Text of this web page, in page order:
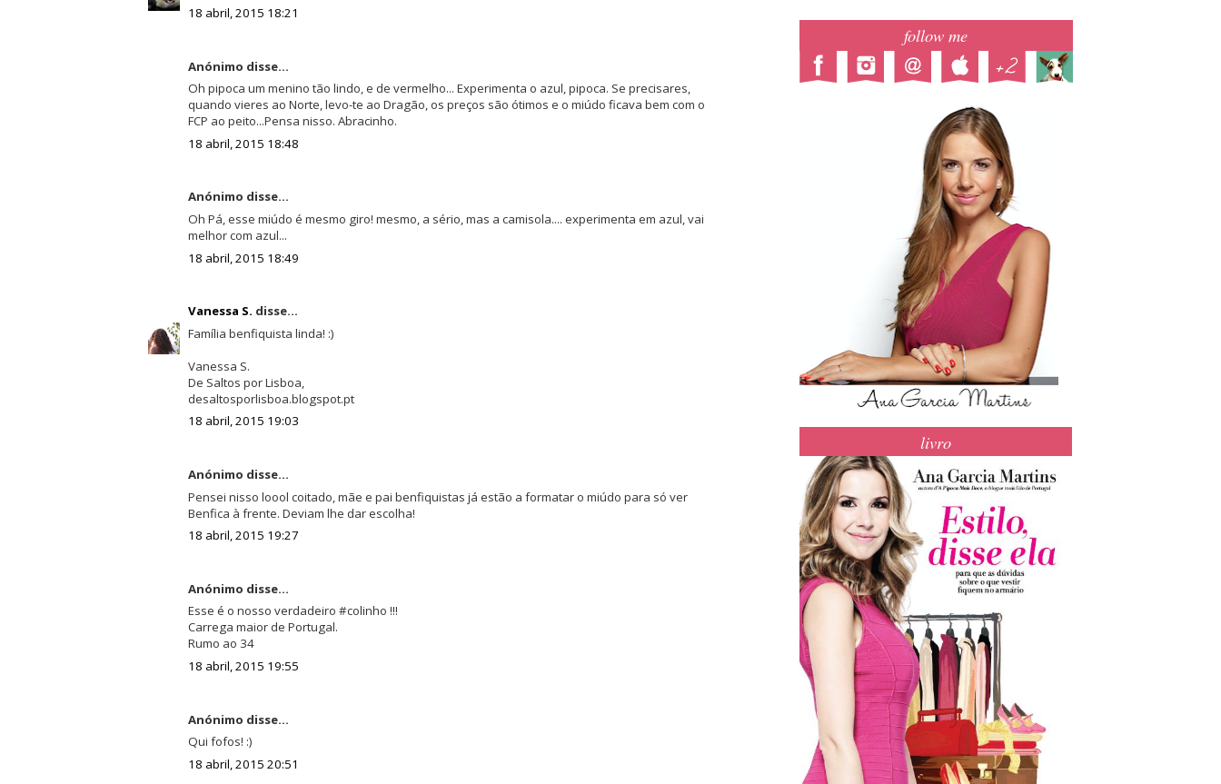
18 abril, 2015 18:21
Anónimo disse...
Oh pipoca um menino tão lindo, e de vermelho... Experimenta o azul, pipoca. Se precisares,
quando vieres ao Norte, levo-te ao Dragão, os preços são ótimos e o miúdo ficava bem com o
FCP ao peito...Pensa nisso. Abracinho.
18 abril, 2015 18:48
Anónimo disse...
Oh Pá, esse miúdo é mesmo giro! mesmo, a sério, mas a camisola.... experimenta em azul, vai
melhor com azul...
18 abril, 2015 18:49
Vanessa S. disse...
Família benfiquista linda! :)
Vanessa S.
De Saltos por Lisboa,
desaltosporlisboa.blogspot.pt
18 abril, 2015 19:03
Anónimo disse...
Pensei nisso loool coitado, mãe e pai benfiquistas já estão a formatar o miúdo para só ver
Benfica à frente. Deviam lhe dar escolha!
18 abril, 2015 19:27
Anónimo disse...
Esse é o nosso verdadeiro #colinho !!!
Carrega maior de Portugal.
Rumo ao 34
18 abril, 2015 19:55
Anónimo disse...
Qui fofos! :)
18 abril, 2015 20:51
follow me
livro